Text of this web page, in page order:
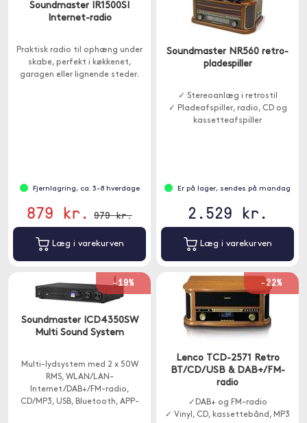
Soundmaster IR1500SI
Internet-radio
Praktisk radio til ophæng under
skabe, perfekt i køkkenet,
garagen eller lignende steder.
Fjernlagring, ca. 3-8 hverdage
879 kr. 979 kr.
Læg i varekurven
Soundmaster NR560 retro-
pladespiller
✓ Stereoanlæg i retrostil
✓ Pladeafspiller, radio, CD og
kassetteafspiller
Er på lager, sendes på mandag
2.529 kr.
Læg i varekurven
-19%
Soundmaster ICD4350SW
Multi Sound System
Multi-lydsystem med 2 x 50W
RMS, WLAN/LAN-
Internet/DAB+/FM-radio,
CD/MP3, USB, Bluetooth, APP-
-22%
Lenco TCD-2571 Retro
BT/CD/USB & DAB+/FM-
radio
✓DAB+ og FM-radio
✓ Vinyl, CD, kassettebånd, MP3